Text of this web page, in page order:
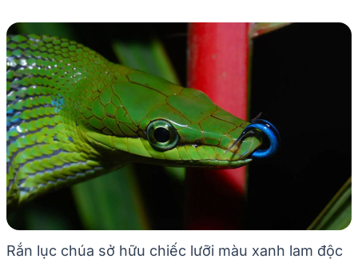
Rắn lục chúa sở hữu chiếc lưỡi màu xanh lam độc